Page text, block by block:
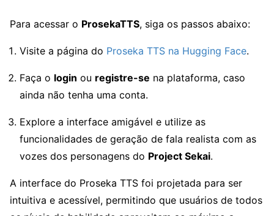
Para acessar o ProsekaTTS, siga os passos abaixo:
Visite a página do Proseka TTS na Hugging Face.
Faça o login ou registre-se na plataforma, caso
ainda não tenha uma conta.
Explore a interface amigável e utilize as
funcionalidades de geração de fala realista com as
vozes dos personagens do Project Sekai.
A interface do Proseka TTS foi projetada para ser
intuitiva e acessível, permitindo que usuários de todos